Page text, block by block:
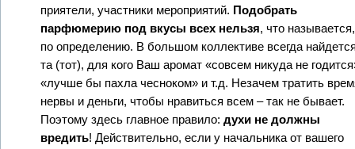
приятели, участники мероприятий. Подобрать
парфюмерию под вкусы всех нельзя, что называется,
по определению. В большом коллективе всегда
та (тот), для кого Ваш аромат «совсем никуда не
«лучше бы пахла чесноком» и т.д. Незачем тратить
нервы и деньги, чтобы нравиться всем – так не бывает.
Поэтому здесь главное правило: духи не должны
вредить! Действительно, если у начальника от вашего